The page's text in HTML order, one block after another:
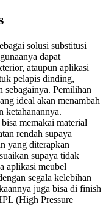
solusi substitusi
dapat
ataupun aplikasi
pelapis dinding,
sebagainya. Pemilihan
ideal akan menambah
ketahanannya.
memakai material
rendah supaya
yang diterapkan
supaya tidak
aplikasi meubel
segala kelebihan
juga bisa di finish
(High Pressure